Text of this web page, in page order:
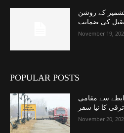
کشمیر کے روشن
کی ضمانت
November 19,
POPULAR POSTS
سے مقامی
کا نیا سفر
November 20,